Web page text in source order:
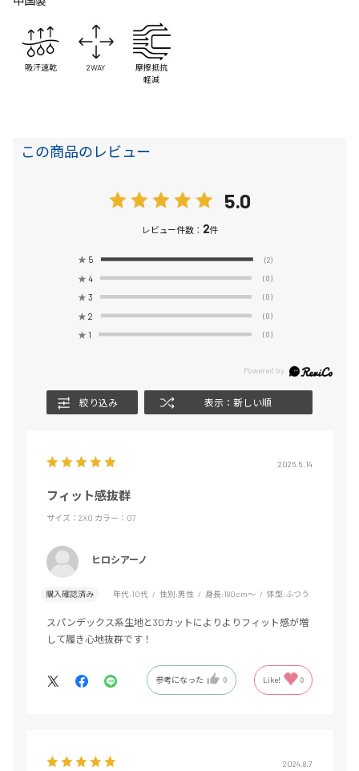
吸汗速乾 2WAY
摩擦抵抗
軽減
この商品のレビュー
5.0
レビュー件数： 2件
★ 5 (2)
★ 4 (0)
★ 3 (0)
★ 2 (0)
★ 1 (0)
絞り込み 表示：新しい順
2026.5.14
フィット感抜群
サイズ：2XO カラー：07
ヒロシアーノ
購入確認済み 年代:10代 性別:男性 身長:180cm～ 体型:ふつう
スパンデックス系生地と3Dカットによりよりフィット感が増
して履き心地抜群です！
参考になった 0 Like! 0
2024.8.7